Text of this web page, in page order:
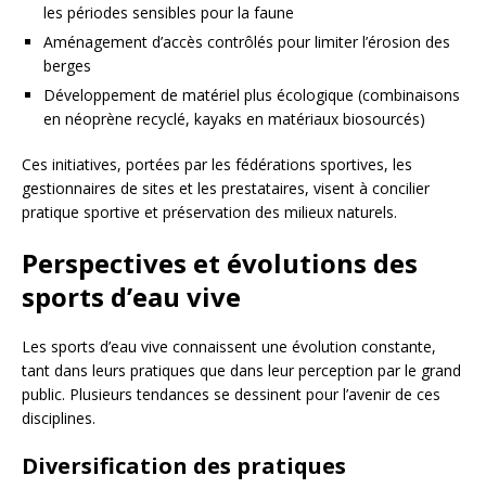
les périodes sensibles pour la faune
Aménagement d’accès contrôlés pour limiter l’érosion des
berges
Développement de matériel plus écologique (combinaisons
en néoprène recyclé, kayaks en matériaux biosourcés)
Ces initiatives, portées par les fédérations sportives, les
gestionnaires de sites et les prestataires, visent à concilier
pratique sportive et préservation des milieux naturels.
Perspectives et évolutions des
sports d’eau vive
Les sports d’eau vive connaissent une évolution constante,
tant dans leurs pratiques que dans leur perception par le grand
public. Plusieurs tendances se dessinent pour l’avenir de ces
disciplines.
Diversification des pratiques